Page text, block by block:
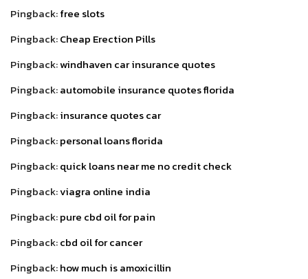
Pingback:free slots
Pingback:Cheap Erection Pills
Pingback:windhaven car insurance quotes
Pingback:automobile insurance quotes florida
Pingback:insurance quotes car
Pingback:personal loans florida
Pingback:quick loans near me no credit check
Pingback:viagra online india
Pingback:pure cbd oil for pain
Pingback:cbd oil for cancer
Pingback:how much is amoxicillin